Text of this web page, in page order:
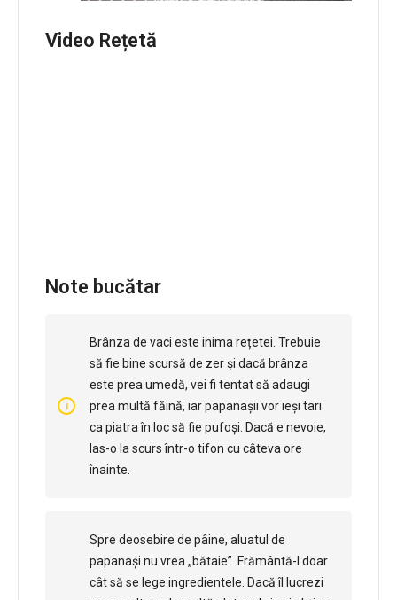
Video Rețetă
Note bucătar
Brânza de vaci este inima rețetei. Trebuie
să fie bine scursă de zer și dacă brânza
este prea umedă, vei fi tentat să adaugi
prea multă făină, iar papanașii vor ieși tari
ca piatra în loc să fie pufoși. Dacă e nevoie,
las-o la scurs într-o tifon cu câteva ore
înainte.
Spre deosebire de pâine, aluatul de
papanași nu vrea „bătaie”. Frământă-l doar
cât să se lege ingredientele. Dacă îl lucrezi